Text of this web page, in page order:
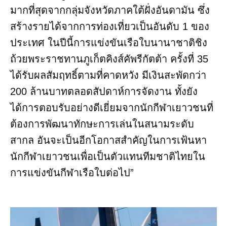
มากที่สุดจากกลุ่มจังหวัดภาคใต้ฝั่งอันดามัน ซึ่ง
สร้างรายได้จากการท่องเที่ยวเป็นอันดับ 1 ของ
ประเทศ ในปีนี้การแข่งขันเรือใบนานาชาติชิง
ถ้วยพระราชทานภูเก็ตคิงส์คัพรีกัตต้า ครั้งที่ 35
ได้รับผลสัมฤทธิ์ตามที่คาดหวัง มีเงินสะพัดกว่า
200 ล้านบาทตลอดสัปดาห์การจัดงาน ทั้งยัง
ได้การตอบรับอย่างดีเยี่ยมจากนักกีฬาเยาวชนที่
ต้องการพัฒนาทักษะการเล่นในสนามระดับ
สากล อันจะเป็นอีกโอกาสสำคัญในการเฟ้นหา
นักกีฬาเยาวชนเพื่อเป็นตัวแทนทีมชาติไทยใน
การแข่งขันกีฬาเรือใบต่อไป”